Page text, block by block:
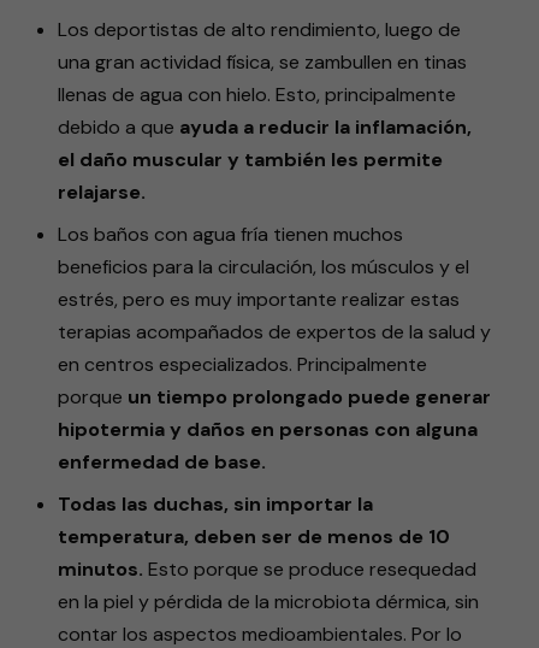
Los deportistas de alto rendimiento, luego de
una gran actividad física, se zambullen en tinas
llenas de agua con hielo. Esto, principalmente
debido a que ayuda a reducir la inflamación,
el daño muscular y también les permite
relajarse.
Los baños con agua fría tienen muchos
beneficios para la circulación, los músculos y el
estrés, pero es muy importante realizar estas
terapias acompañados de expertos de la salud y
en centros especializados. Principalmente
porque un tiempo prolongado puede generar
hipotermia y daños en personas con alguna
enfermedad de base.
Todas las duchas, sin importar la
temperatura, deben ser de menos de 10
minutos. Esto porque se produce resequedad
en la piel y pérdida de la microbiota dérmica, sin
contar los aspectos medioambientales. Por lo